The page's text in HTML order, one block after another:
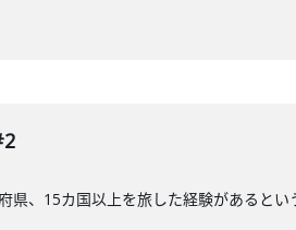
、15カ国以上を旅した経験があると